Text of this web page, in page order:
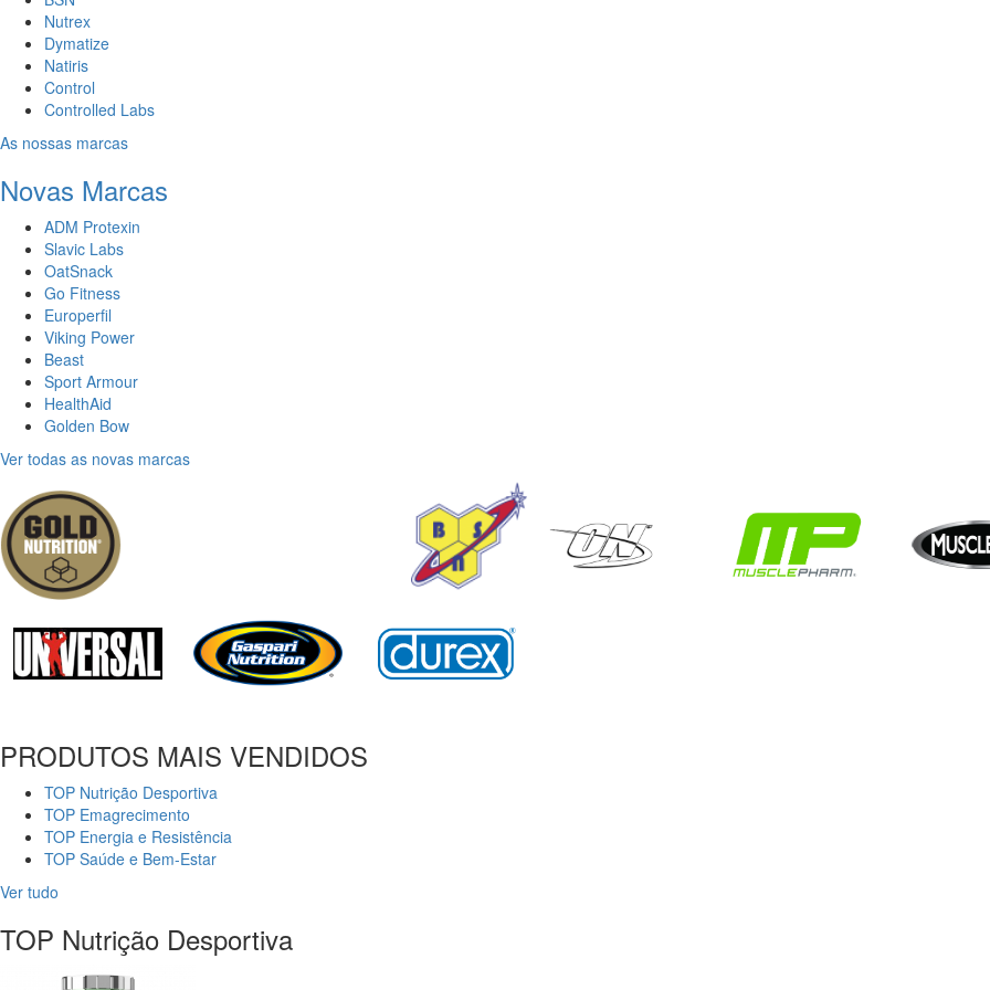
Nutrex
Dymatize
Natiris
Control
Controlled Labs
As nossas marcas
Novas Marcas
ADM Protexin
Slavic Labs
OatSnack
Go Fitness
Europerfil
Viking Power
Beast
Sport Armour
HealthAid
Golden Bow
Ver todas as novas marcas
PRODUTOS MAIS VENDIDOS
TOP Nutrição Desportiva
TOP Emagrecimento
TOP Energia e Resistência
TOP Saúde e Bem-Estar
Ver tudo
TOP Nutrição Desportiva